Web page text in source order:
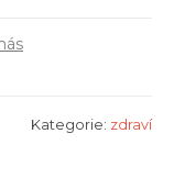
Kategorie: zdraví